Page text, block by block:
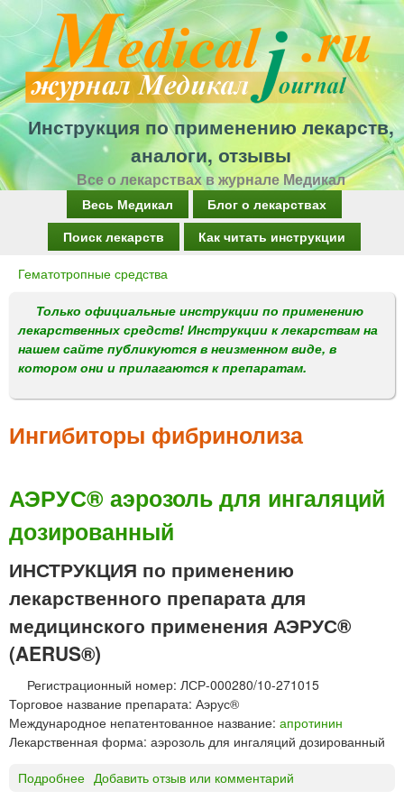
Перейти
к
основному
содержанию
Инструкция по применению лекарств,
аналоги, отзывы
Все о лекарствах в журнале Медикал
а
о
е
м
е
ю
Весь Медикал
Блог о лекарствах
Поиск лекарств
Как читать инструкции
Вы
здесь
Гематотропные средства
Только официальные инструкции по применению
лекарственных средств! Инструкции к лекарствам на
нашем сайте публикуются в неизменном виде, в
котором они и прилагаются к препаратам.
Ингибиторы фибринолиза
АЭРУС® аэрозоль для ингаляций
дозированный
ИНСТРУКЦИЯ по применению
лекарственного препарата для
медицинского применения АЭРУС®
(AERUS®)
Регистрационный номер: ЛСР-000280/10-271015
Торговое название препарата: Аэрус®
Международное непатентованное название: апротинин
Лекарственная форма: аэрозоль для ингаляций дозированный
Подробнее Добавить отзыв или комментарий